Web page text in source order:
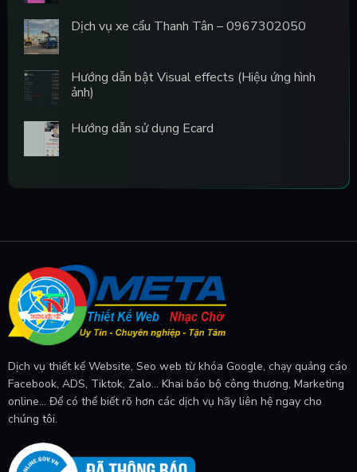
Dịch vụ xe cẩu Thanh Tân – 0967302050
Hướng dẫn bật Visual effects (Hiệu ứng hình
ảnh)
Hướng dẫn sử dụng Ecard
Dịch vụ thiết kế Website, Seo web từ khóa Google, chạy quảng cáo
Facebook, ADS, Tiktok, Zalo... Khai báo bộ công thương, Marketing
online... Để có thể biết rõ hơn các dịch vụ hãy liên hệ ngay cho
chúng tôi.